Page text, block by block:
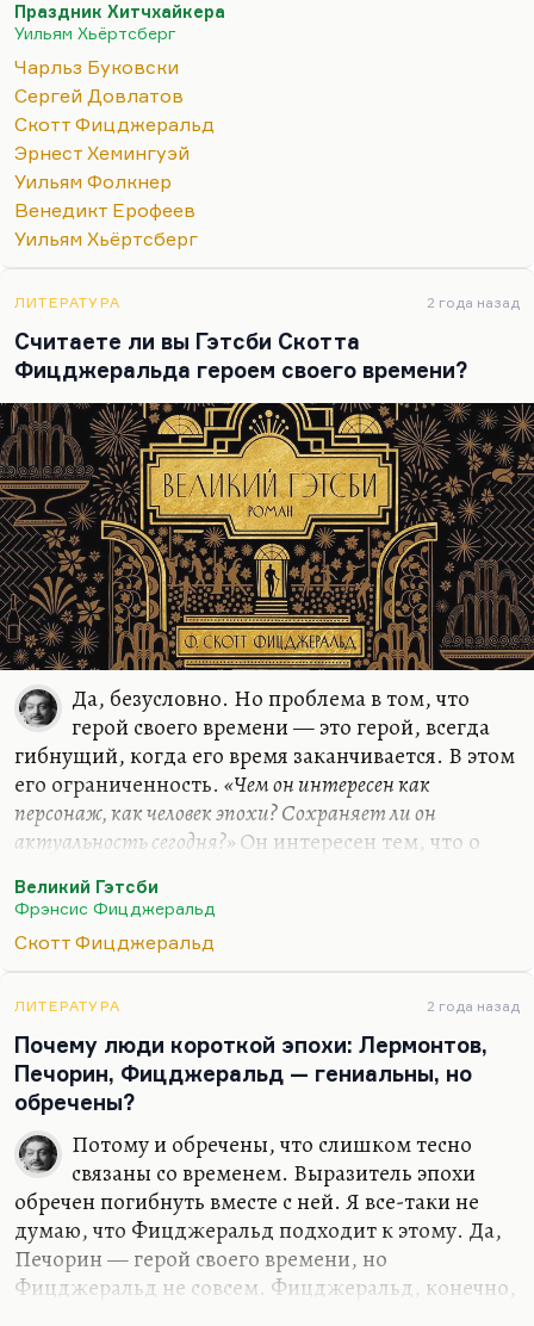
литература, не дотягивающая до великих
эмоций. Где у Фицджеральда или Хемингуэя
гибель всерьез, там у Буковски обаятельный
алкоголизм. И мне многого не хватает в его
прозе. При всем обаянии его таланта он писатель
не того ранга, что и великие проклятые монстры
литературы 30-50-х годов. Не Фолкнер, прямо
скажем, хотя Фолкнер пил не меньше. Просто
алкоголизм Фолкнера приводил его к мрачным…
Праздник Хитчхайкера
Уильям Хьёртсберг
Чарльз Буковски
Сергей Довлатов
Скотт Фицджеральд
Эрнест Хемингуэй
Уильям Фолкнер
Венедикт Ерофеев
Уильям Хьёртсберг
ЛИТЕРАТУРА 2 года назад
Считаете ли вы Гэтсби Скотта
Фицджеральда героем своего времени?
Да, безусловно. Но проблема в том, что
герой своего времени — это герой, всегда
гибнущий, когда его время заканчивается. В этом
его ограниченность. «Чем он интересен как
персонаж, как человек эпохи? Сохраняет ли он
актуальность сегодня?»Он интересен тем, что о
никогда не видел человека, в котором сила жизни была
бы такой, как в Гэтсби, чья улыбка была бы так
очаровательна», чья витальность была бы так
неостановимый и в любви, и в кутежах, и в
ненависти, когда он, помните, этого
отвратительного сноба бьет под конец. Он
действительно по-настоящему горячо, ярко,
страстно проживает жизнь, и…
Великий Гэтсби
Фрэнсис Фицджеральд
Скотт Фицджеральд
ЛИТЕРАТУРА 2 года назад
Почему люди короткой эпохи: Лермонтов,
Печорин, Фицджеральд — гениальны, но
обречены?
Потому и обречены, что слишком тесно
связаны со временем. Выразитель эпохи
обречен погибнуть вместе с ней. Я все-таки не
думаю, что Фицджеральд подходит к этому. Да,
Печорин — герой своего времени, но
Фицджеральд не совсем. Фицджеральд, конечно,